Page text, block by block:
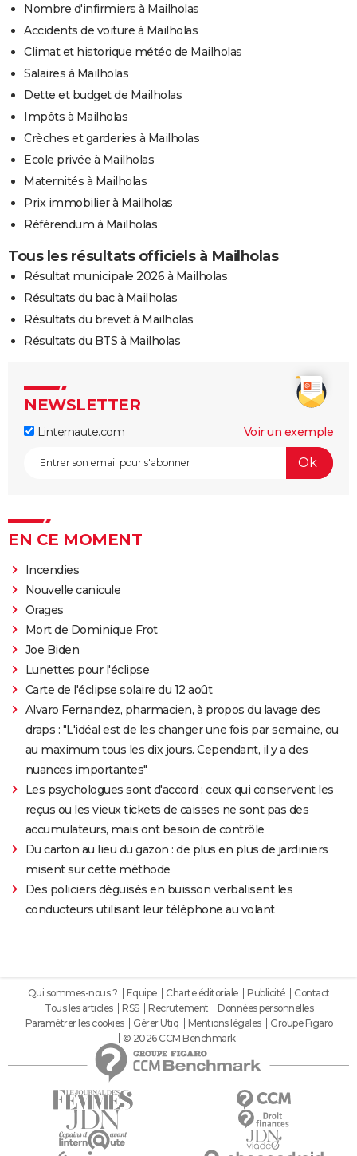
Nombre d'infirmiers à Mailholas
Accidents de voiture à Mailholas
Climat et historique météo de Mailholas
Salaires à Mailholas
Dette et budget de Mailholas
Impôts à Mailholas
Crèches et garderies à Mailholas
Ecole privée à Mailholas
Maternités à Mailholas
Prix immobilier à Mailholas
Référendum à Mailholas
Tous les résultats officiels à Mailholas
Résultat municipale 2026 à Mailholas
Résultats du bac à Mailholas
Résultats du brevet à Mailholas
Résultats du BTS à Mailholas
NEWSLETTER
Linternaute.com Voir un exemple
EN CE MOMENT
Incendies
Nouvelle canicule
Orages
Mort de Dominique Frot
Joe Biden
Lunettes pour l'éclipse
Carte de l'éclipse solaire du 12 août
Alvaro Fernandez, pharmacien, à propos du lavage des
draps : "L'idéal est de les changer une fois par semaine, ou
au maximum tous les dix jours. Cependant, il y a des
nuances importantes"
Les psychologues sont d'accord : ceux qui conservent les
reçus ou les vieux tickets de caisses ne sont pas des
accumulateurs, mais ont besoin de contrôle
Du carton au lieu du gazon : de plus en plus de jardiniers
misent sur cette méthode
Des policiers déguisés en buisson verbalisent les
conducteurs utilisant leur téléphone au volant
Qui sommes-nous ? Equipe Charte éditoriale Publicité
Contact
Tous les articles
RSS Recrutement
Données personnelles
Paramétrer les cookies
Gérer Utiq Mentions légales
Groupe Figaro
© 2026 CCM Benchmark